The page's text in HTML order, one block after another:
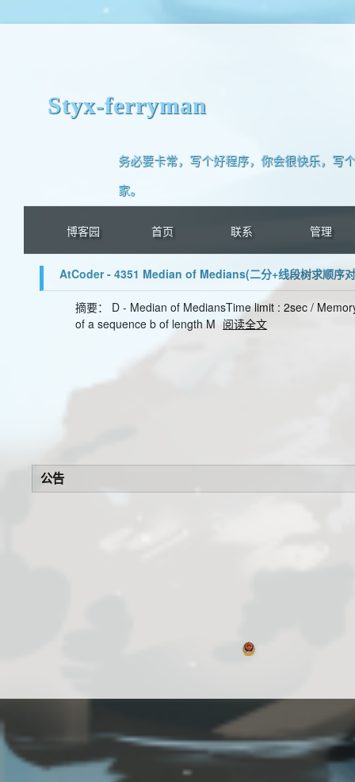
Styx-ferryman
务必要卡常，写个好程序，你会很快乐，写
家。
博客园 首页 联系 管理
AtCoder - 4351 Median of Medians(二分+线段树求顺序
摘要： D - Median of MediansTime limit : 2sec /
of a sequence b of length M 阅读全文
公告